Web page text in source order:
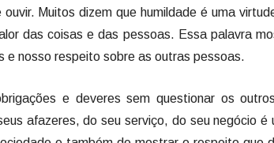
Muitos dizem que humildade é uma
das coisas e das pessoas. Essa palavra
nosso respeito sobre as outras pessoas.
e deveres sem questionar os
afazeres, do seu serviço, do seu negócio é